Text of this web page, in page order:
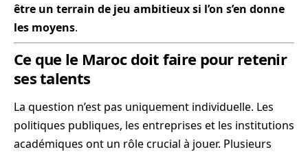
être un terrain de jeu ambitieux si l’on s’en donne
les moyens.
Ce que le Maroc doit faire pour retenir
ses talents
La question n’est pas uniquement individuelle. Les
politiques publiques, les entreprises et les institutions
académiques ont un rôle crucial à jouer. Plusieurs